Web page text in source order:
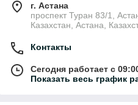
г. Астана
проспект Туран 83/1,
Казахстан, Астана,
Контакты
Сегодня работает с
Показать весь график